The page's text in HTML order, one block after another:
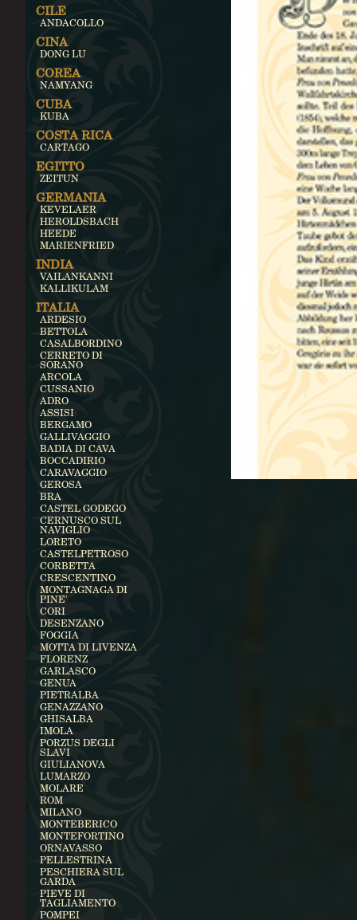
CILE
ANDACOLLO
CINA
DONG LU
COREA
NAMYANG
CUBA
KUBA
COSTA RICA
CARTAGO
EGITTO
ZEITUN
GERMANIA
KEVELAER
HEROLDSBACH
HEEDE
MARIENFRIED
INDIA
VAILANKANNI
KALLIKULAM
ITALIA
ARDESIO
BETTOLA
CASALBORDINO
CERRETO DI
SORANO
ARCOLA
CUSSANIO
ADRO
ASSISI
BERGAMO
GALLIVAGGIO
BADIA DI CAVA
BOCCADIRIO
CARAVAGGIO
GEROSA
BRA
CASTEL GODEGO
CERNUSCO SUL
NAVIGLIO
LORETO
CASTELPETROSO
CORBETTA
CRESCENTINO
MONTAGNAGA DI
PINE'
CORI
DESENZANO
FOGGIA
MOTTA DI LIVENZA
FLORENZ
GARLASCO
GENUA
PIETRALBA
GENAZZANO
GHISALBA
IMOLA
PORZUS DEGLI
SLAVI
GIULIANOVA
LUMARZO
MOLARE
ROM
MILANO
MONTEBERICO
MONTEFORTINO
ORNAVASSO
PELLESTRINA
PESCHIERA SUL
GARDA
PIEVE DI
TAGLIAMENTO
POMPEI